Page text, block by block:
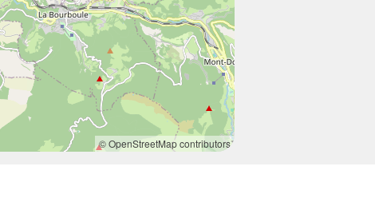
© OpenStreetMap contributors